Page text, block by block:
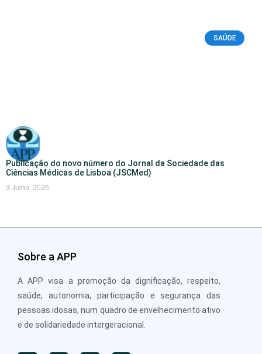
SAÚDE
Publicação do novo número do Jornal da Sociedade das
Ciências Médicas de Lisboa (JSCMed)
3 Julho, 2026
Sobre a APP
A APP visa a promoção da dignificação, respeito,
saúde, autonomia, participação e segurança das
pessoas idosas, num quadro de envelhecimento ativo
e de solidariedade intergeracional.